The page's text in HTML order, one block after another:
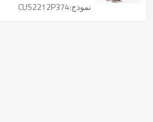
نموذج:CUS2212P374